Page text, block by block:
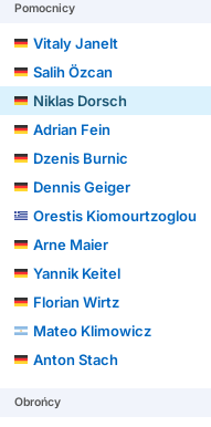
Pomocnicy
Vitaly Janelt
Salih Özcan
Niklas Dorsch
Adrian Fein
Dzenis Burnic
Dennis Geiger
Orestis Kiomourtzoglou
Arne Maier
Yannik Keitel
Florian Wirtz
Mateo Klimowicz
Anton Stach
Obrońcy